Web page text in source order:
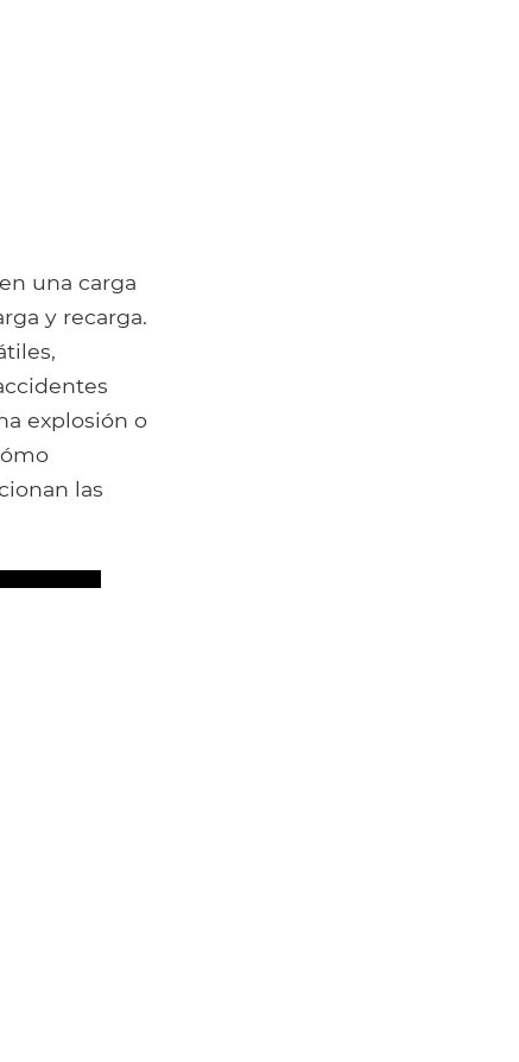
una carga
y recarga.
explosión o
las